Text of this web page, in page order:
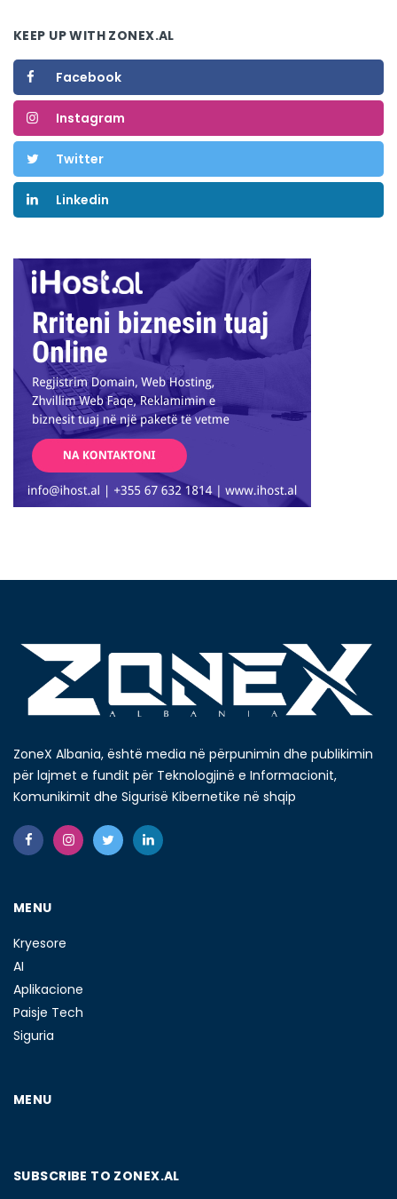
KEEP UP WITH ZONEX.AL
Facebook
Instagram
Twitter
Linkedin
ZoneX Albania, është media në përpunimin dhe publikimin
për lajmet e fundit për Teknologjinë e Informacionit,
Komunikimit dhe Sigurisë Kibernetike në shqip
MENU
Kryesore
AI
Aplikacione
Paisje Tech
Siguria
MENU
SUBSCRIBE TO ZONEX.AL